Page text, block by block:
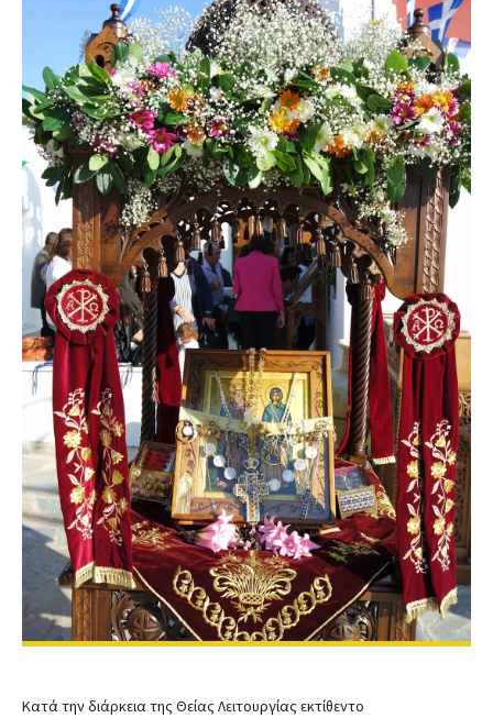
Κατά την διάρκεια της Θείας Λειτουργίας εκτίθεντο